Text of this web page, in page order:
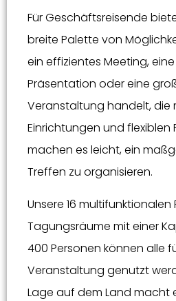
Für Geschäftsreisende
breite Palette von
ein effizientes Meeting,
Präsentation oder eine
Veranstaltung handelt, die
Einrichtungen und flexiblen
machen es leicht, ein
Treffen zu organisieren.
Unsere 16
Tagungsräume mit einer
400 Personen können alle
Veranstaltung genutzt
Lage auf dem Land macht